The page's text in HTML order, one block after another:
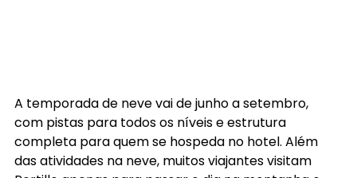
A temporada de neve vai de junho a setembro,
com pistas para todos os níveis e estrutura
completa para quem se hospeda no hotel. Além
das atividades na neve, muitos viajantes visitam